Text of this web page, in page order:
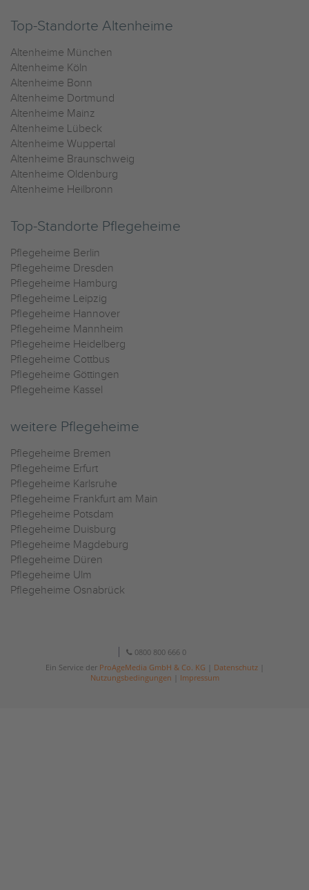
Top-Standorte Altenheime
Altenheime München
Altenheime Köln
Altenheime Bonn
Altenheime Dortmund
Altenheime Mainz
Altenheime Lübeck
Altenheime Wuppertal
Altenheime Braunschweig
Altenheime Oldenburg
Altenheime Heilbronn
Top-Standorte Pflegeheime
Pflegeheime Berlin
Pflegeheime Dresden
Pflegeheime Hamburg
Pflegeheime Leipzig
Pflegeheime Hannover
Pflegeheime Mannheim
Pflegeheime Heidelberg
Pflegeheime Cottbus
Pflegeheime Göttingen
Pflegeheime Kassel
weitere Pflegeheime
Pflegeheime Bremen
Pflegeheime Erfurt
Pflegeheime Karlsruhe
Pflegeheime Frankfurt am Main
Pflegeheime Potsdam
Pflegeheime Duisburg
Pflegeheime Magdeburg
Pflegeheime Düren
Pflegeheime Ulm
Pflegeheime Osnabrück
0800 800 666 0
Ein Service der ProAgeMedia GmbH & Co. KG Datenschutz|
Nutzungsbedingungen
Impressum